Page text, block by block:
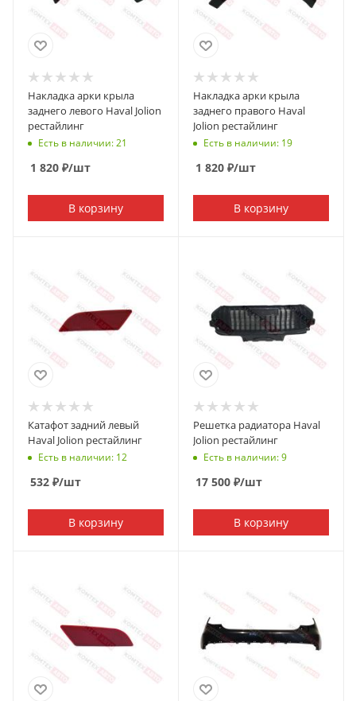
Накладка арки крыла
заднего левого Haval Jolion
рестайлинг
Есть в наличии: 21
1 820 ₽/шт
В корзину
Накладка арки крыла
заднего правого Haval
Jolion рестайлинг
Есть в наличии: 19
1 820 ₽/шт
В корзину
Катафот задний левый
Haval Jolion рестайлинг
Есть в наличии: 12
532 ₽/шт
В корзину
Решетка радиатора Haval
Jolion рестайлинг
Есть в наличии: 9
17 500 ₽/шт
В корзину